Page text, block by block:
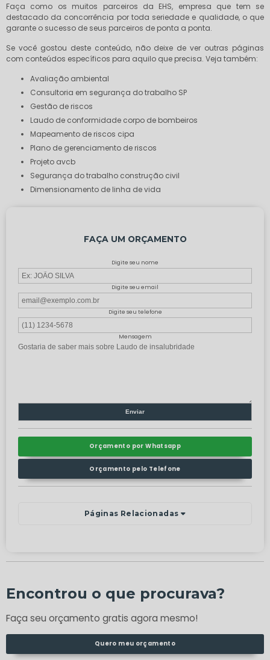
Faça como os muitos parceiros da EHS, empresa que tem se
destacado da concorrência por toda seriedade e qualidade, o que
garante o sucesso de seus parceiros de ponta a ponta.
Se você gostou deste conteúdo, não deixe de ver outras páginas
com conteúdos específicos para aquilo que precisa. Veja também:
avaliação ambiental
consultoria em segurança do trabalho SP
gestão de riscos
laudo de conformidade corpo de bombeiros
mapeamento de riscos cipa
plano de gerenciamento de riscos
projeto avcb
segurança do trabalho construção civil
dimensionamento de linha de vida
FAÇA UM ORÇAMENTO
Digite seu nome
Digite seu email
Digite seu telefone
Mensagem
Orçamento por Whatsapp
Orçamento pelo Telefone
Páginas Relacionadas
Encontrou o que procurava?
Faça seu orçamento gratis agora mesmo!
Quero meu orçamento